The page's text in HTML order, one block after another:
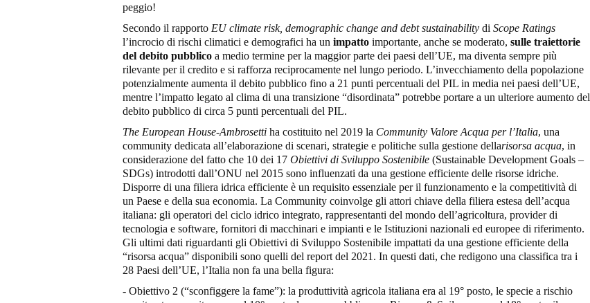
peggio!
Secondo il rapporto EU climate risk, demographic change and debt sustainability di Scope Ratings
l’incrocio di rischi climatici e demografici ha un impatto importante, anche se moderato, sulle traiettorie
del debito pubblico a medio termine per la maggior parte dei paesi dell’UE, ma diventa sempre più
rilevante per il credito e si rafforza reciprocamente nel lungo periodo. L’invecchiamento della popolazione
potenzialmente aumenta il debito pubblico fino a 21 punti percentuali del PIL in media nei paesi dell’UE,
mentre l’impatto legato al clima di una transizione “disordinata” potrebbe portare a un ulteriore aumento del
debito pubblico di circa 5 punti percentuali del PIL.
The European House-Ambrosetti ha costituito nel 2019 la Community Valore Acqua per l’Italia, una
community dedicata all’elaborazione di scenari, strategie e politiche sulla gestione dellarisorsa acqua, in
considerazione del fatto che 10 dei 17 Obiettivi di Sviluppo Sostenibile (Sustainable Development Goals –
SDGs) introdotti dall’ONU nel 2015 sono influenzati da una gestione efficiente delle risorse idriche.
Disporre di una filiera idrica efficiente è un requisito essenziale per il funzionamento e la competitività di
un Paese e della sua economia. La Community coinvolge gli attori chiave della filiera estesa dell’acqua
italiana: gli operatori del ciclo idrico integrato, rappresentanti del mondo dell’agricoltura, provider di
tecnologia e software, fornitori di macchinari e impianti e le Istituzioni nazionali ed europee di riferimento.
Gli ultimi dati riguardanti gli Obiettivi di Sviluppo Sostenibile impattati da una gestione efficiente della
“risorsa acqua” disponibili sono quelli del report del 2021. In questi dati, che redigono una classifica tra i
28 Paesi dell’UE, l’Italia non fa una bella figura:
- Obiettivo 2 (“sconfiggere la fame”): la produttività agricola italiana era al 19° posto, le specie a rischio